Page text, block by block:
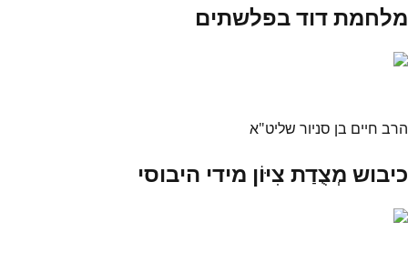
מלחמת דוד בפלשתים
הרב חיים בן סניור שליט"א
כיבוש מְצֻדַת צִיּוֹן מידי היבוסי